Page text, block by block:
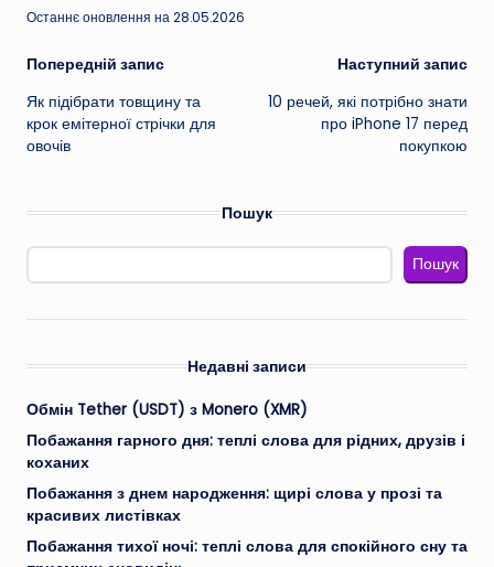
Останнє оновлення на 28.05.2026
Навігація
по
запису
Попередній запис
Як підібрати товщину та
крок емітерної стрічки для
овочів
Наступний запис
10 речей, які потрібно знати
про iPhone 17 перед
покупкою
Пошук
Пошук
Недавні записи
Обмін Tether (USDT) з Monero (XMR)
Побажання гарного дня: теплі слова для рідних, друзів і
коханих
Побажання з днем народження: щирі слова у прозі та
красивих листівках
Побажання тихої ночі: теплі слова для спокійного сну та